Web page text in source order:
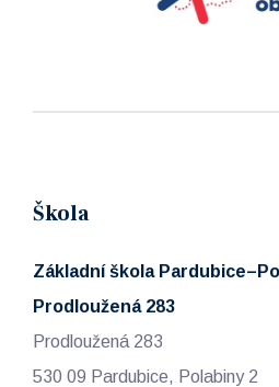
Škola
Základní škola
Prodloužená 283
Prodloužená 283
530 09 Pardubice, Polabiny 2